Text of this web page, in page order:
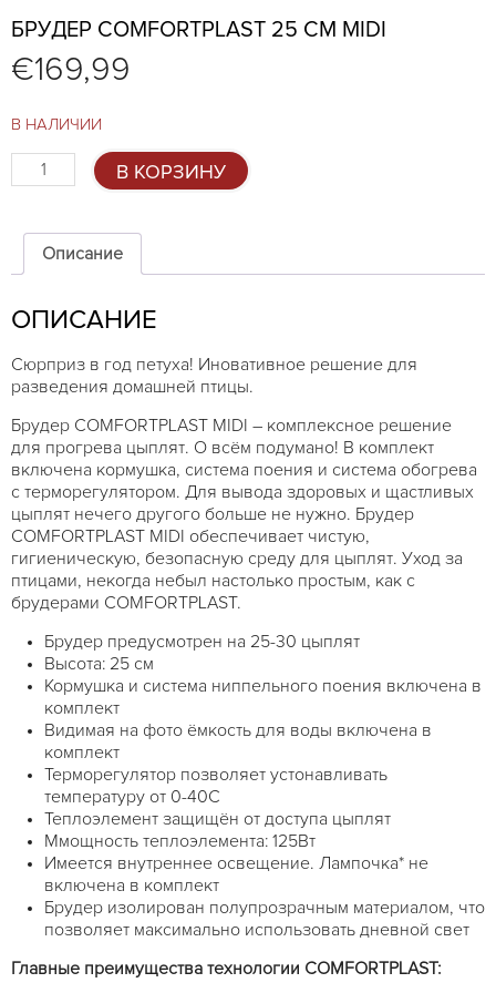
БРУДЕР COMFORTPLAST 25 СМ MIDI
€169,99
В НАЛИЧИИ
Количество
товара
COMFORTPLAST
см
В КОРЗИНУ
Описание
ОПИСАНИЕ
Сюрприз в год петуха! Иновативное решение для
разведения домашней птицы.
Брудер COMFORTPLAST MIDI – комплексное решение
для прогрева цыплят. О всём подумано! В комплект
включена кормушка, система поения и система обогрева
с терморегулятором. Для вывода здоровых и щастливых
цыплят нечего другого больше не нужно. Брудер
COMFORTPLAST MIDI обеспечивает чистую,
гигиеническую, безопасную среду для цыплят. Уход за
птицами, некогда небыл настолько простым, как с
брудерами COMFORTPLAST.
Брудер предусмотрен на 25-30 цыплят
Высота: 25 см
Кормушка и система ниппельного поения включена в
комплект
Видимая на фото ёмкость для воды включена в
комплект
Терморегулятор позволяет устонавливать
температуру от 0-40C
Теплоэлемент защищён от доступа цыплят
Ммощность теплоэлемента: 125Вт
Имеется внутреннее освещение. Лампочка* не
включена в комплект
Брудер изолирован полупрозрачным материалом, что
позволяет максимально использовать дневной свет
Главные преимущества технологии COMFORTPLAST: